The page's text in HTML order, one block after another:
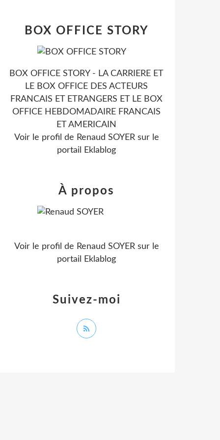
BOX OFFICE STORY
BOX OFFICE STORY - LA CARRIERE ET
LE BOX OFFICE DES ACTEURS
FRANCAIS ET ETRANGERS ET LE BOX
OFFICE HEBDOMADAIRE FRANCAIS
ET AMERICAIN
Voir le profil de Renaud SOYERsur le
portail Eklablog
Suivez-moi
À propos
Voir le profil de Renaud SOYERsur le
portail Eklablog